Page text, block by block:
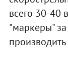
всего 30-40
"маркеры"